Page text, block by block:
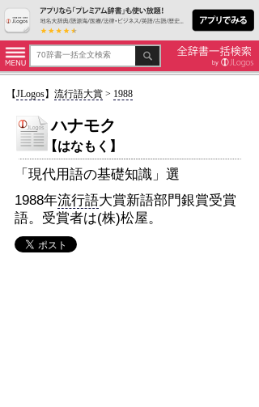
【JLogos】 流行語大賞> 1988
ハナモク
【はなもく】
「現代用語の基礎知識」選
1988年流行語大賞新語部門銀賞受賞
語。受賞者は(株)松屋。